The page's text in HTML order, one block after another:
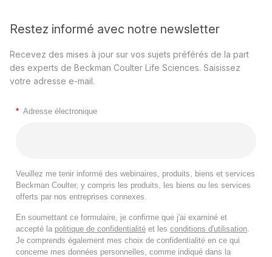
Restez informé avec notre newsletter
Recevez des mises à jour sur vos sujets préférés de la part
des experts de Beckman Coulter Life Sciences. Saisissez
votre adresse e-mail.
* Adresse électronique
Veuillez me tenir informé des webinaires, produits, biens et services
Beckman Coulter, y compris les produits, les biens ou les services
offerts par nos entreprises connexes.
En soumettant ce formulaire, je confirme que j'ai examiné et
accepté la politique de confidentialité et les conditions d'utilisation
Je comprends également mes choix de confidentialité en ce qui
concerne mes données personnelles, comme indiqué dans la